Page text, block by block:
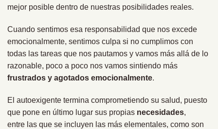
mejor posible dentro de nuestras posibilidades reales.
Cuando sentimos esa responsabilidad que nos excede
emocionalmente, sentimos culpa si no cumplimos con
todas las tareas que nos pautamos y vamos más allá de lo
razonable, poco a poco nos vamos sintiendo más
frustrados y agotados emocionalmente.
El autoexigente termina comprometiendo su salud, puesto
que pone en último lugar sus propias necesidades,
entre las que se incluyen las más elementales, como son